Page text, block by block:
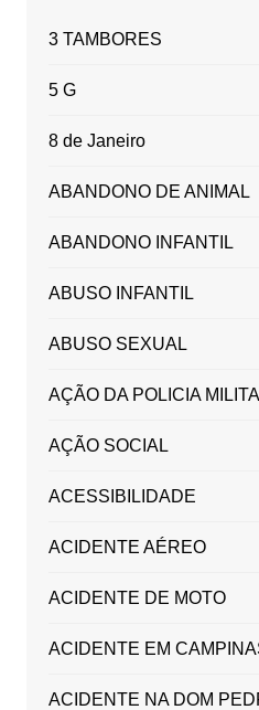
3 TAMBORES
5 G
8 de Janeiro
ABANDONO DE ANIMAL
ABANDONO INFANTIL
ABUSO INFANTIL
ABUSO SEXUAL
AÇÃO DA POLICIA
AÇÃO SOCIAL
ACESSIBILIDADE
ACIDENTE AÉREO
ACIDENTE DE MOTO
ACIDENTE EM
ACIDENTE NA DOM